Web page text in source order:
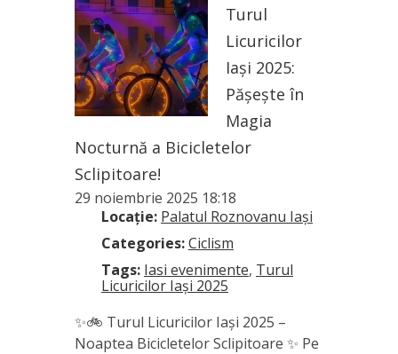
Turul
Licuricilor
Iași 2025:
Pășește în
Magia
Nocturnă a Bicicletelor
Sclipitoare!
29 noiembrie 2025 18:18
Locație: Palatul Roznovanu Iași
Categories:Ciclism
Tags: Iasi evenimente, Turul
Licuricilor Iași 2025
✨🚲 Turul Licuricilor Iași 2025 –
Noaptea Bicicletelor Sclipitoare ✨ Pe